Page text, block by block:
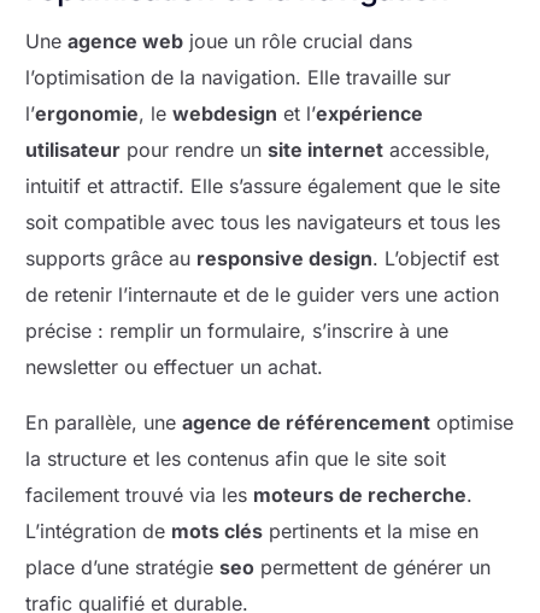
Uneagence web joue un rôle crucial dans
l’optimisation de la navigation. Elle travaille sur
l’ergonomie, lewebdesign et l’expérience
utilisateur pour rendre unsite internet accessible,
intuitif et attractif. Elle s’assure également que le site
soit compatible avec tous les navigateurs et tous les
supports grâce au responsive design. L’objectif est
de retenir l’internaute et de le guider vers une action
précise : remplir un formulaire, s’inscrire à une
newsletter ou effectuer un achat.
En parallèle, uneagence de référencement optimise
la structure et les contenus afin que le site soit
facilement trouvé via les moteurs de recherche.
L’intégration de mots clés pertinents et la mise en
place d’une stratégieseo permettent de générer un
trafic qualifié et durable.